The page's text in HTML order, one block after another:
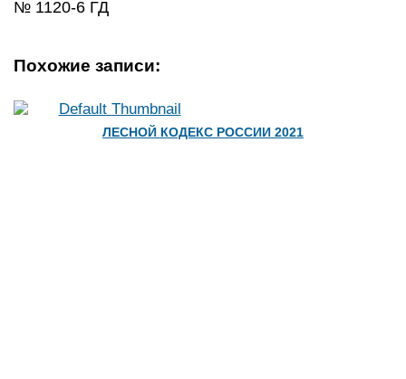
№ 1120-6 ГД
Похожие записи:
ЛЕСНОЙ КОДЕКС РОССИИ 2021